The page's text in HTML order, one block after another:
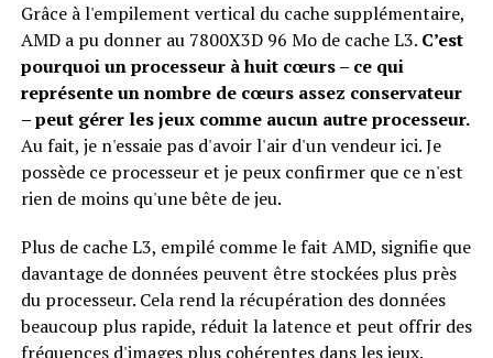
Grâce à l'empilement vertical du cache supplémentaire,
AMD a pu donner au 7800X3D 96 Mo de cache L3. C’est
pourquoi un processeur à huit cœurs – ce qui
représente un nombre de cœurs assez conservateur
– peut gérer les jeux comme aucun autre processeur.
Au fait, je n'essaie pas d'avoir l'air d'un vendeur ici. Je
possède ce processeur et je peux confirmer que ce n'est
rien de moins qu'une bête de jeu.
Plus de cache L3, empilé comme le fait AMD, signifie que
davantage de données peuvent être stockées plus près
du processeur. Cela rend la récupération des données
beaucoup plus rapide, réduit la latence et peut offrir des
fréquences d'images plus cohérentes dans les jeux.